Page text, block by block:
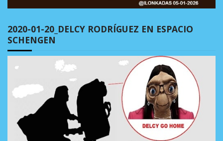
2020-01-20_DELCY RODRÍGUEZ EN ESPACIO
SCHENGEN